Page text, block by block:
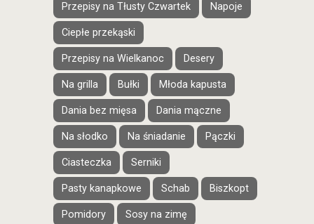
Przepisy na Tłusty Czwartek Napoje
Ciepłe przekąski
Przepisy na Wielkanoc Desery
Na grilla Bułki Młoda kapusta
Dania bez mięsa Dania mączne
Na słodko Na śniadanie Pączki
Ciasteczka Serniki
Pasty kanapkowe Schab Biszkopt
Pomidory Sosy na zimę